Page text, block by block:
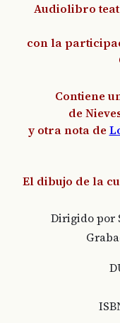
Audiolibro
con la
Contiene
de
y otra nota de
El dibujo de la
Dirigido por